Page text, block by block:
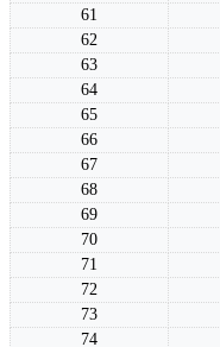
61
62
63
64
65
66
67
68
69
70
71
72
73
74